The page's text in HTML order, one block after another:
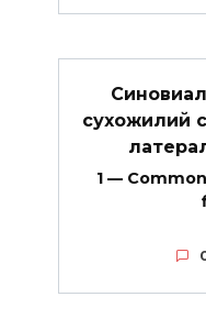
сухожилий
1 —